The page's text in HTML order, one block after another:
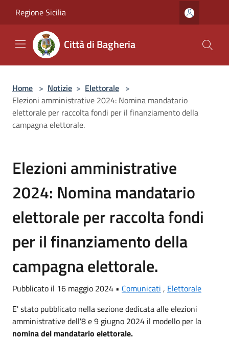
Regione Sicilia
Città di Bagheria
Home > Notizie > Elettorale >
Elezioni amministrative 2024: Nomina mandatario
elettorale per raccolta fondi per il finanziamento della
campagna elettorale.
Elezioni amministrative
2024: Nomina mandatario
elettorale per raccolta fondi
per il finanziamento della
campagna elettorale.
Pubblicato il 16 maggio 2024 • Comunicati , Elettorale
E' stato pubblicato nella sezione dedicata alle elezioni
amministrative dell'8 e 9 giugno 2024 il modello per la
nomina del mandatario elettorale.